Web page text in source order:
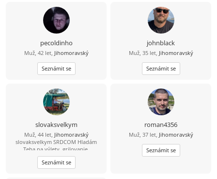
výlety. Mám rád dobré jídlo hlavně
maso, piju víno pivo i nějakého
panáčka. Vykládám vtipy, umím si
udělat srandu i ze sebe. Jsem
normální chlap mám rád upřímnost,
co na srdci to na jazyku, držím slovo,
myslím že jsem férový a rovný chlap.
pecoldinho
Muž, 42 let, Jihomoravský
Seznámit se
johnblack
Muž, 35 let, Jihomoravský
Seznámit se
slovaksvelkym
Muž, 44 let, Jihomoravský
slovaksvelkym SRDCOM Hladám
Teba na výlety, grilovanie,
spoločnosť pri každodenných
veciach. Zablokuje ma IBA jeptiška so
zašitou ... . Neopakujem po
Seznámit se
roman4356
Muž, 37 let, Jihomoravský
Seznámit se